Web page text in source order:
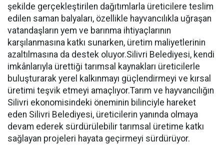
şekilde gerçekleştirilen dağıtımlarla üreticilere teslim
edilen saman balyaları, özellikle hayvancılıkla uğraşan
vatandaşların yem ve barınma ihtiyaçlarının
karşılanmasına katkı sunarken, üretim maliyetlerinin
azaltılmasına da destek oluyor.Silivri Belediyesi, kendi
imkânlarıyla ürettiği tarımsal kaynakları üreticilerle
buluşturarak yerel kalkınmayı güçlendirmeyi ve kırsal
üretimi teşvik etmeyi amaçlıyor.Tarım ve hayvancılığın
Silivri ekonomisindeki öneminin bilinciyle hareket
eden Silivri Belediyesi, üreticilerin yanında olmaya
devam ederek sürdürülebilir tarımsal üretime katkı
sağlayan projeleri hayata geçirmeyi sürdürüyor.